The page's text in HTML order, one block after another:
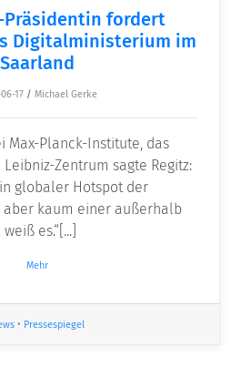
fordert
Digitalministerium im
Saarland
17 / Michael Gerke
Max-Planck-Institute, das
Leibniz-Zentrum sagte Regitz:
globaler Hotspot der
kaum einer außerhalb
es.“[...]
Mehr
• Pressespiegel